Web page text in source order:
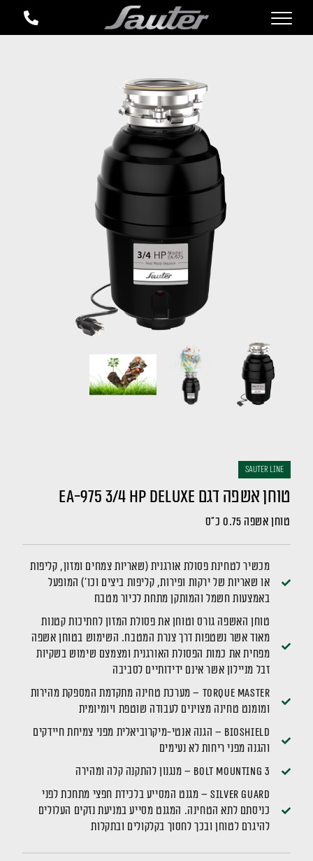
sauter LINE
טוחן אשפה דגם EA-975 3/4 HP Deluxe
טוחן אשפה 0.75 כ"ס
מכשיר לטחינת פסולת אורגנית (שאריות צמחים ומזון, קליפות
או שאריות של ירקות ופירות, קליפות ביצים וכו') המופעל
באמצעות חשמל והמותקן מתחת לכיור מטבח
טוחן האשפה גורס וטוחן את פסולת המזון לחתיכות קטנות
מאוד אשר נשטפות דרך צנרת המטבח. השימוש בטוחן אשפה
מפחית את כמות הפסולת האורגנית ומצמצם שימוש בשקיות
זבל מניילון אשר אינם ידידותיים לסביבה
TORQUE MASTER – מערכת טחינה מתקדמת המספקת מהירות
ומומנט טחינה מצוינים לעבודה שוטפת ויומיומית
BIOSHIELD – הגנה אנטי-מיקרוביאלית מפני צמיחת חיידקים
והגנה מפני ריחות לא נעימים
3 Bolt mounting – מנגנון להתקנה קלה ומהירה
Silver Guard – מגנט המסייע בלכידת חפצי מתחכת לפני
כניסתם לתא הטחינה. המגנט מסייע במניעת נזקים העלולים
להיגרם לטוחן ובכך לחסוך בקלקולים ובתקלות